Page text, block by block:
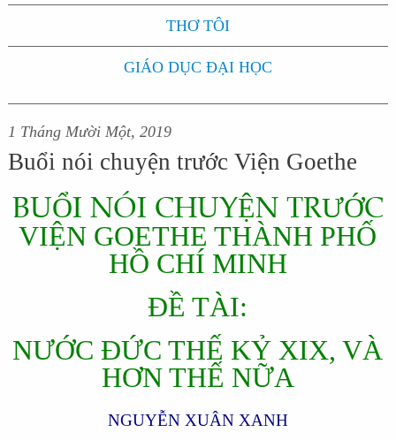
THƠ TÔI
GIÁO DỤC ĐẠI HỌC
1 Tháng Mười Một, 2019
Buổi nói chuyện trước Viện Goethe
BUỔI NÓI CHUYỆN TRƯỚC
VIỆN GOETHE THÀNH PHỐ
HỒ CHÍ MINH
ĐỀ TÀI:
NƯỚC ĐỨC THẾ KỶ XIX, VÀ
HƠN THẾ NỮA
NGUYỄN XUÂN XANH